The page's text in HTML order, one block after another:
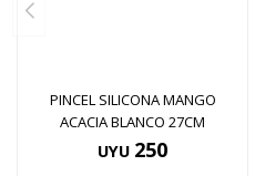
PINCEL SILICONA MANGO
ACACIA BLANCO 27CM
UYU 250